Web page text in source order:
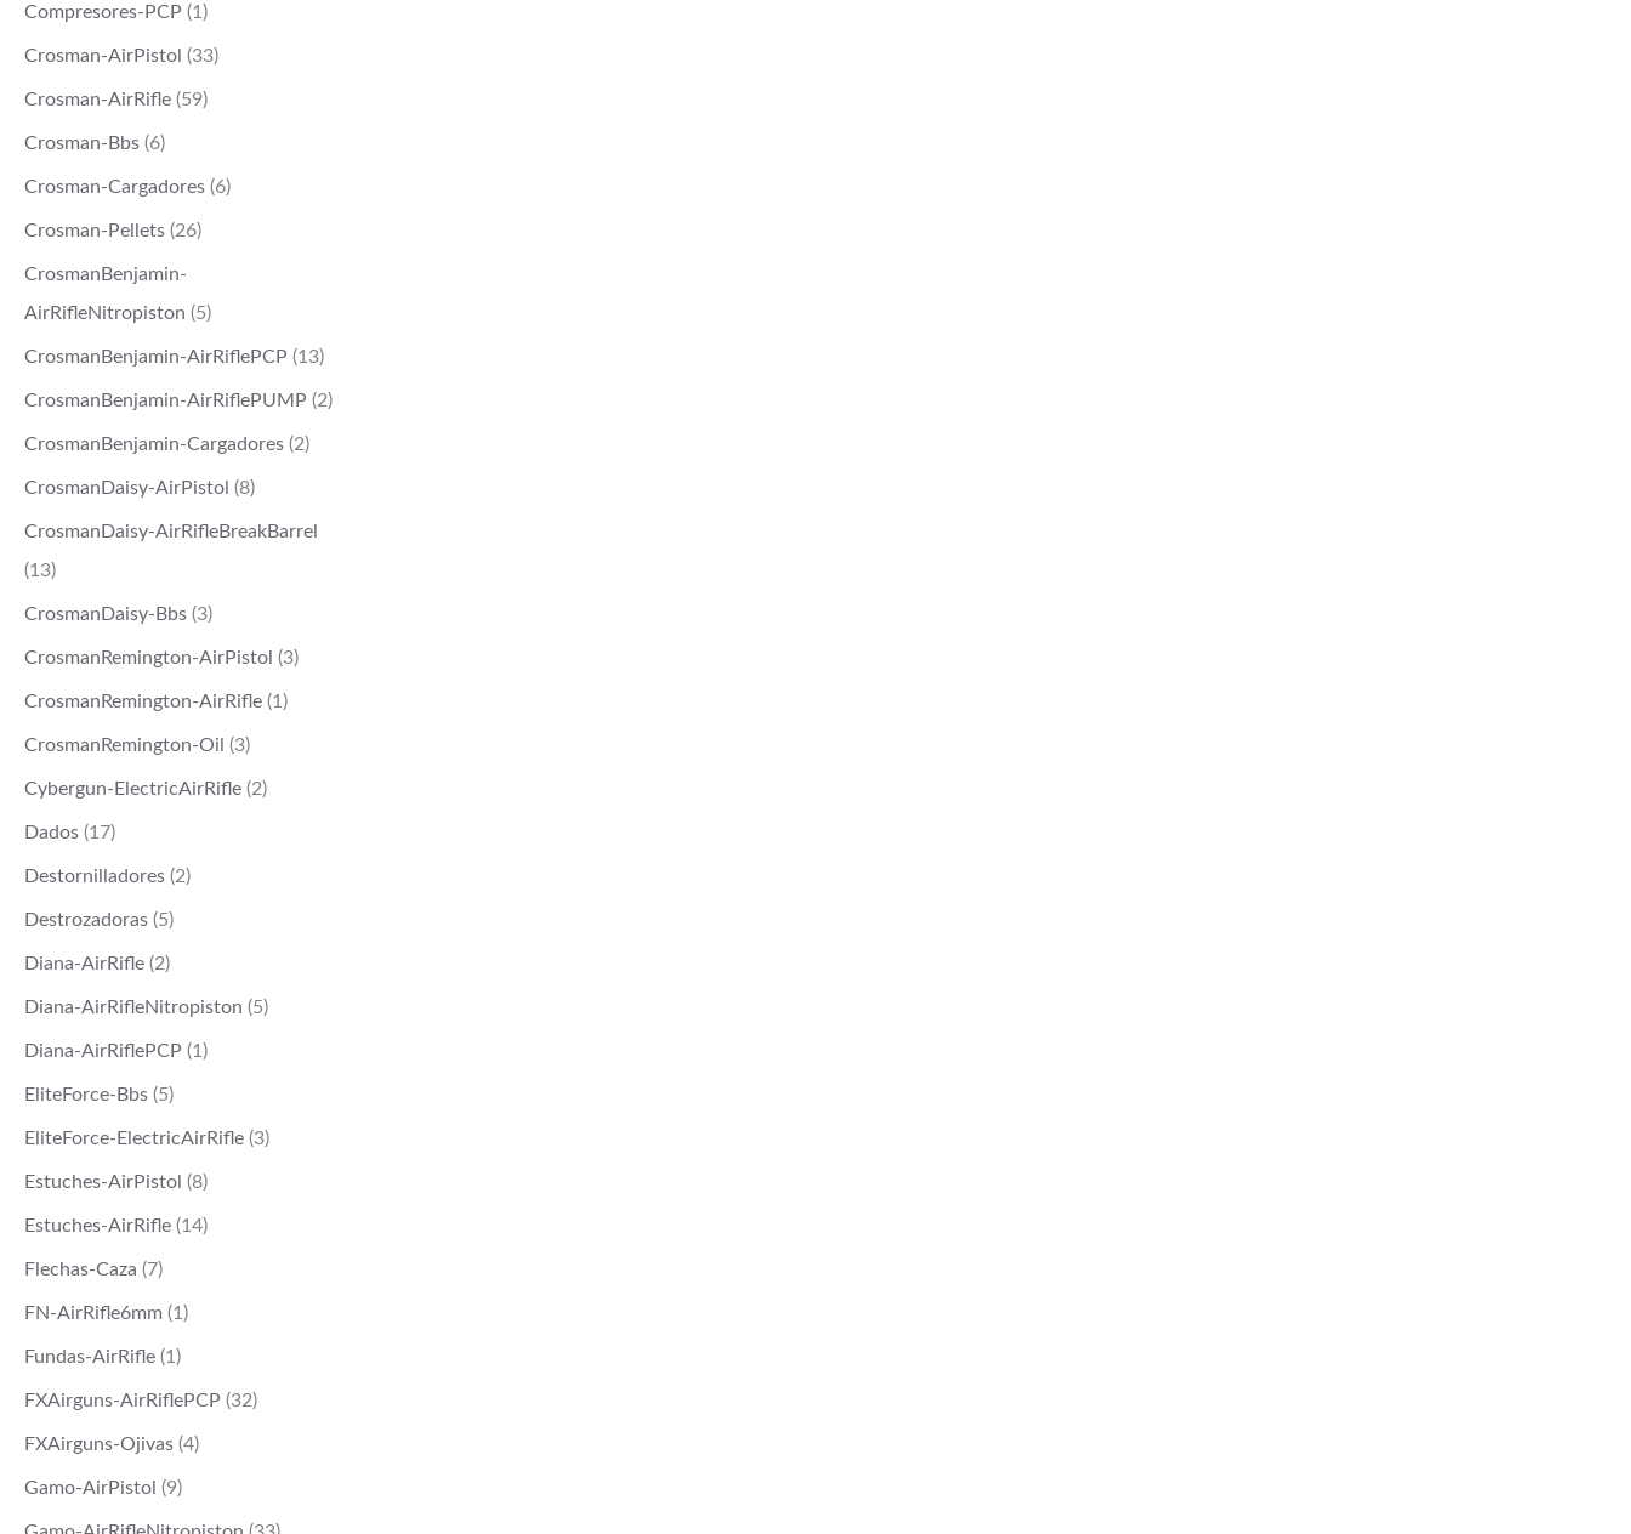
Compresores-PCP (1)
Crosman-AirPistol (33)
Crosman-AirRifle (59)
Crosman-Bbs (6)
Crosman-Cargadores (6)
Crosman-Pellets (26)
CrosmanBenjamin-
AirRifleNitropiston (5)
CrosmanBenjamin-AirRiflePCP (13)
CrosmanBenjamin-AirRiflePUMP (2)
CrosmanBenjamin-Cargadores (2)
CrosmanDaisy-AirPistol (8)
CrosmanDaisy-AirRifleBreakBarrel
(13)
CrosmanDaisy-Bbs (3)
CrosmanRemington-AirPistol (3)
CrosmanRemington-AirRifle (1)
CrosmanRemington-Oil (3)
Cybergun-ElectricAirRifle (2)
Dados (17)
Destornilladores (2)
Destrozadoras (5)
Diana-AirRifle (2)
Diana-AirRifleNitropiston (5)
Diana-AirRiflePCP (1)
EliteForce-Bbs (5)
EliteForce-ElectricAirRifle (3)
Estuches-AirPistol (8)
Estuches-AirRifle (14)
Flechas-Caza (7)
FN-AirRifle6mm (1)
Fundas-AirRifle (1)
FXAirguns-AirRiflePCP (32)
FXAirguns-Ojivas (4)
Gamo-AirPistol (9)